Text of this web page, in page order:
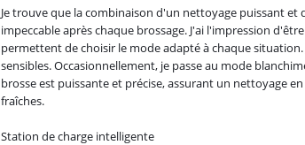
Je trouve que la combinaison d'un nettoyage puissant
impeccable après chaque brossage. J'ai l'impression
permettent de choisir le mode adapté à chaque
sensibles. Occasionnellement, je passe au mode
brosse est puissante et précise, assurant un nettoyage
fraîches.
Station de charge intelligente